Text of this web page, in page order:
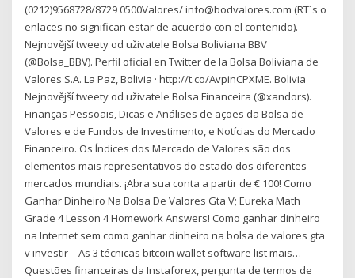
(0212)9568728/8729 0500Valores/ info@bodvalores.com (RT´s o
enlaces no significan estar de acuerdo con el contenido).
Nejnovější tweety od uživatele Bolsa Boliviana BBV
(@Bolsa_BBV). Perfil oficial en Twitter de la Bolsa Boliviana de
Valores S.A. La Paz, Bolivia · http://t.co/AvpinCPXME. Bolivia
Nejnovější tweety od uživatele Bolsa Financeira (@xandors).
Finanças Pessoais, Dicas e Análises de ações da Bolsa de
Valores e de Fundos de Investimento, e Notícias do Mercado
Financeiro. Os Índices dos Mercado de Valores são dos
elementos mais representativos do estado dos diferentes
mercados mundiais. ¡Abra sua conta a partir de € 100! Como
Ganhar Dinheiro Na Bolsa De Valores Gta V; Eureka Math
Grade 4 Lesson 4 Homework Answers! Como ganhar dinheiro
na Internet sem como ganhar dinheiro na bolsa de valores gta
v investir – As 3 técnicas bitcoin wallet software list mais…
Questões financeiras da Instaforex, pergunta de termos de